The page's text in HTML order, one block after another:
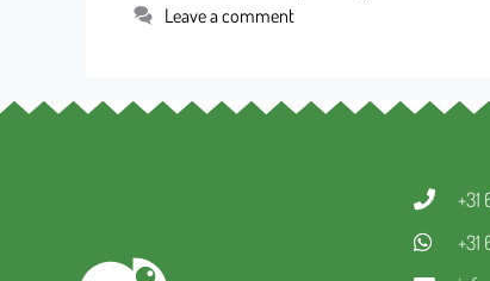
Leave a comment
+31
+31